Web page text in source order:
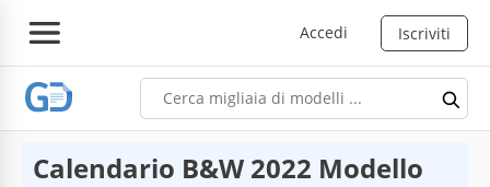
Accedi Iscriviti
Calendario B&W 2022 Modello